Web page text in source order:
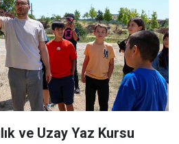
ve Uzay Yaz Kursu